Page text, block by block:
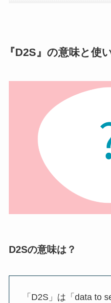
『D2S』の意味と使
D2Sの意味は？
「D2S」は「data to